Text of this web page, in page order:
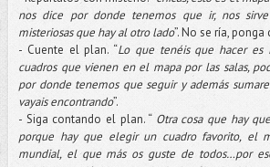
nos dice por donde tenemos que ir, nos
misteriosas que hay al otro lado”. No se ría,
- Cuente el plan. “Lo que tenéis que hacer es
cuadros que vienen en el mapa por las salas,
por donde tenemos que seguir y además
vayais encontrando”.
- Siga contando el plan. “ Otra cosa que hay
porque hay que elegir un cuadro favorito, el
mundial, el que más os guste de todos…por